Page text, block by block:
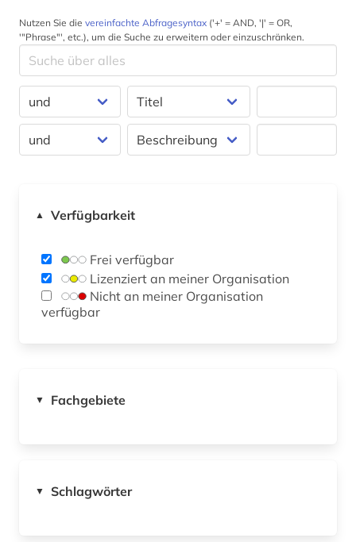
Nutzen Sie die vereinfachte Abfragesyntax ('+' = AND, '|' = OR,
'"Phrase"', etc.), um die Suche zu erweitern oder einzuschränken.
▲ Verfügbarkeit
Frei verfügbar
Lizenziert an meiner Organisation
verfügbar
▼ Fachgebiete
▼ Schlagwörter